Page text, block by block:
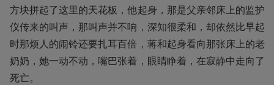
方块拼起了这里的天花板，他起身，那是父亲邻床上的监护
仪传来的叫声，那叫声并不响，深知很柔和，却依然比早起
时那烦人的闹铃还要扎耳百倍，蒋和起身看向那张床上的老
奶奶，她一动不动，嘴巴张着，眼睛睁着，在寂静中走向了
死亡。